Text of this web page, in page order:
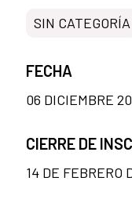
SIN CATEGORÍA
FECHA
06 DICIEMBRE
CIERRE DE
14 DE FEBRERO